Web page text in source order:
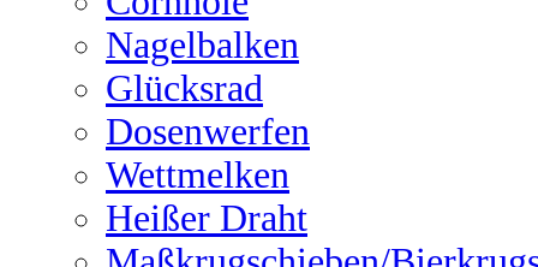
Nagelbalken
Glücksrad
Dosenwerfen
Wettmelken
Heißer Draht